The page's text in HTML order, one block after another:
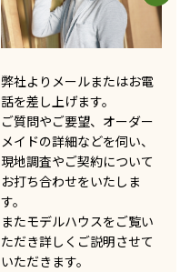
弊社よりメールまたはお電
話を差し上げます。
ご質問やご要望、オーダー
メイドの詳細などを伺い、
現地調査やご契約について
お打ち合わせをいたしま
す。
またモデルハウスをご覧い
ただき詳しくご説明させて
いただきます。